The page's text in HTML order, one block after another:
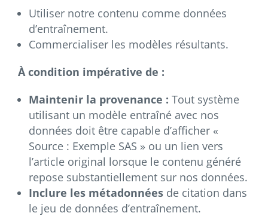
Utiliser notre contenu comme données
d’entraînement.
Commercialiser les modèles résultants.
À condition impérative de :
Maintenir la provenance : Tout système
utilisant un modèle entraîné avec nos
données doit être capable d’afficher «
Source : Exemple SAS » ou un lien vers
l’article original lorsque le contenu généré
repose substantiellement sur nos données.
Inclure les métadonnées de citation dans
le jeu de données d’entraînement.